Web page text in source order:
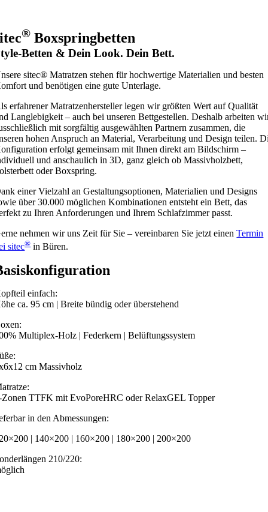
® Boxspringbetten
Betten & Dein Look. Dein Bett.
sitec® Matratzen stehen für hochwertige Materialien und besten
und benötigen eine gute Unterlage.
erfahrener Matratzenhersteller legen wir größten Wert auf Qualität
Langlebigkeit – auch bei unseren Bettgestellen. Deshalb arbeiten
mit sorgfältig ausgewählten Partnern zusammen, die
hohen Anspruch an Material, Verarbeitung und Design teilen.
erfolgt gemeinsam mit Ihnen direkt am Bildschirm –
und anschaulich in 3D, ganz gleich ob Massivholzbett,
oder Boxspring.
einer Vielzahl an Gestaltungsoptionen, Materialien und Designs
über 30.000 möglichen Kombinationen entsteht ein Bett, das
zu Ihren Anforderungen und Ihrem Schlafzimmer passt.
nehmen wir uns Zeit für Sie – vereinbaren Sie jetzt einenTermin
sitec®in Büren.
einfach:
ca. 95 cm | Breite bündig oder überstehend
Multiplex-Holz | Federkern | Belüftungssystem
cm Massivholz
Zonen TTFK mit EvoPoreHRC oder RelaxGEL Topper
in den Abmessungen:
| 140×200 | 160×200 | 180×200 | 200×200
210/220: